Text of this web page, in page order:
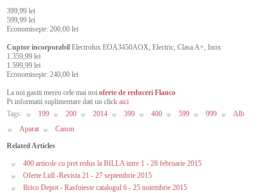
399,99 lei
599,99 lei
Economiseşte: 200,00 lei
Cuptor incorporabil Electrolux EOA3450AOX, Electric, Clasa A+, Inox
1.359,99 lei
1.599,99 lei
Economiseşte: 240,00 lei
La noi gasiti mereu cele mai noioferte de reduceri Flanco
Pt informatii suplimentare dati un clickaici
Tags:
199 200 2014 399 400 599 999
Alb
Aparat
Canon
Related Articles
400 articole cu pret redus la BILLA intre 1 - 28 februarie 2015
Oferte Lidl -Revista 21 - 27 septembrie 2015
Brico Depot - Rasfoieste catalogul 6 - 25 noiembrie 2015